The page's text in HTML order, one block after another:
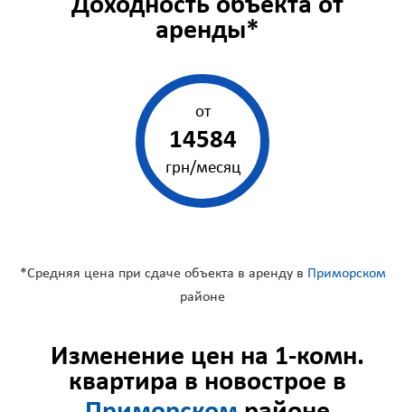
Доходность объекта от
аренды*
от
14584
грн/месяц
*Средняя цена при сдаче объекта в аренду в Приморском
районе
Изменение цен на 1-комн.
квартира в новострое в